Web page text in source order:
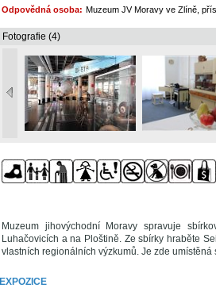
Odpovědná osoba: Muzeum JV Moravy ve Zlíně,
Fotografie (4)
Muzeum jihovýchodní Moravy spravuje
Luhačovicích a na Ploštině. Ze sbírky hraběte
vlastních regionálních výzkumů. Je zde
EXPOZICE